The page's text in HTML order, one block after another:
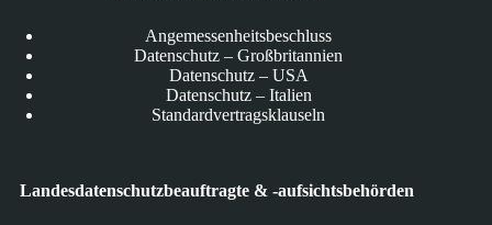
Angemessenheitsbeschluss
Datenschutz – Großbritannien
Datenschutz – USA
Datenschutz – Italien
Standardvertragsklauseln
Landesdatenschutzbeauftragte & -aufsichtsbehörden